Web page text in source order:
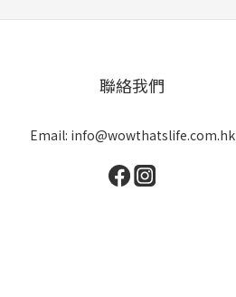
聯絡我們
Email: info@wowthatslife.com.hk